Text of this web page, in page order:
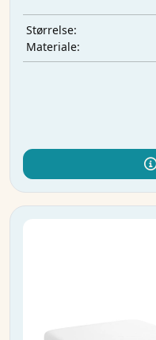
Størrelse:
Materiale: